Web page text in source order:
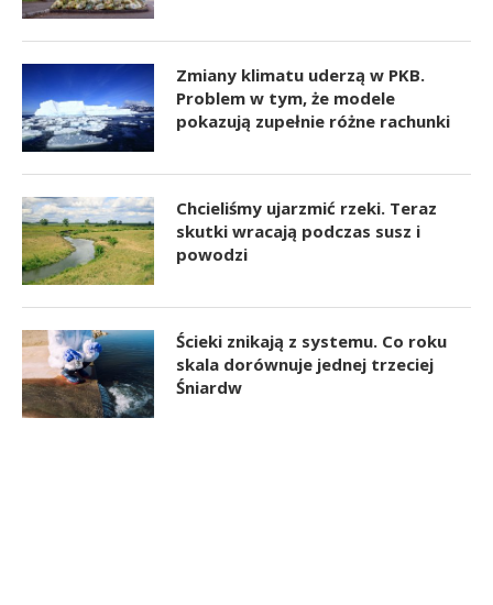
Zmiany klimatu uderzą w PKB.
Problem w tym, że modele
pokazują zupełnie różne rachunki
Chcieliśmy ujarzmić rzeki. Teraz
skutki wracają podczas susz i
powodzi
Ścieki znikają z systemu. Co roku
skala dorównuje jednej trzeciej
Śniardw